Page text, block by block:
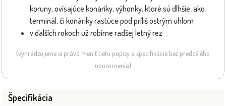
koruny, ovísajúce konáriky, výhonky, ktoré sú dlhšie, ako
terminál, či konáriky rastúce pod príliš ostrým uhlom
v ďalších rokoch už robíme radšej letný rez
(vyhradzujeme si právo meniť tieto popisy a špecifikácie bez predošlého
upozornenia)
Špecifikácia